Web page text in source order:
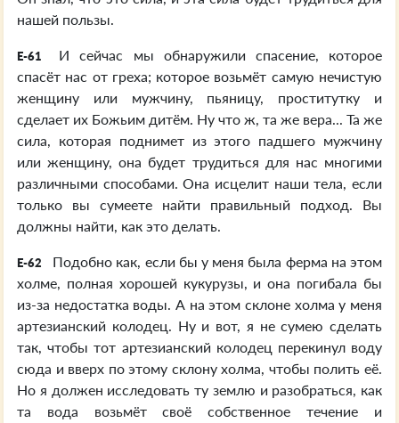
нашей пользы.
E-61
И сейчас мы обнаружили спасение, которое
спасёт нас от греха; которое возьмёт самую нечистую
женщину или мужчину, пьяницу, проститутку и
сделает их Божьим дитём. Ну что ж, та же вера... Та же
сила, которая поднимет из этого падшего мужчину
или женщину, она будет трудиться для нас многими
различными способами. Она исцелит наши тела, если
только вы сумеете найти правильный подход. Вы
должны найти, как это делать.
E-62
Подобно как, если бы у меня была ферма на этом
холме, полная хорошей кукурузы, и она погибала бы
из-за недостатка воды. А на этом склоне холма у меня
артезианский колодец. Ну и вот, я не сумею сделать
так, чтобы тот артезианский колодец перекинул воду
сюда и вверх по этому склону холма, чтобы полить её.
Но я должен исследовать ту землю и разобраться, как
та вода возьмёт своё собственное течение и